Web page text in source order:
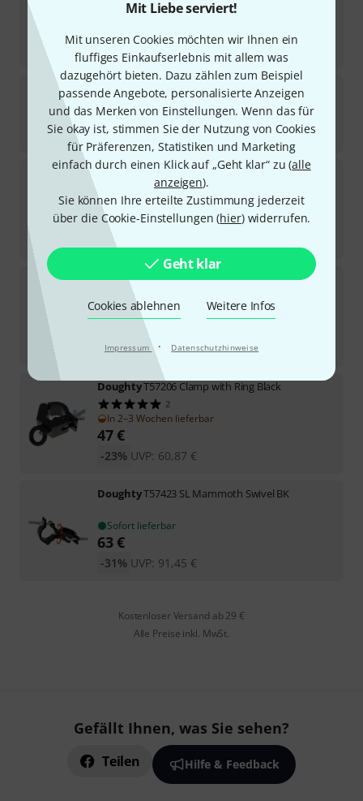
Mit Liebe serviert!
Mit unseren Cookies möchten wir Ihnen ein
fluffiges Einkaufserlebnis mit allem was
dazugehört bieten. Dazu zählen zum Beispiel
passende Angebote, personalisierte Anzeigen
und das Merken von Einstellungen. Wenn das für
Sie okay ist, stimmen Sie der Nutzung von Cookies
für Präferenzen, Statistiken und Marketing
einfach durch einen Klick auf „Geht klar“ zu (alle
anzeigen).
Sie können Ihre erteilte Zustimmung jederzeit
über die Cookie-Einstellungen (hier) widerrufen.
Geht klar
Cookies ablehnen Weitere Infos
Impressum · Datenschutzhinweise
Sofort lieferbar
9€
Doughty T20105 Hook Clamp Extra Long
46
Sofort lieferbar
8 €
DoughtyT57000 Half Coupler
6
Sofort lieferbar
32€
-24%
DoughtyT57456 SL Hanging Clamp
In 2–3 Wochen lieferbar
UVP: 54,12 €
-26%
DoughtyT57206 Clamp with Ring Black
2
In 2–3 Wochen lieferbar
47€
UVP: 60,87 €
-23%
DoughtyT57423 SL Mammoth Swivel BK
Sofort lieferbar
63€
UVP: 91,45 €
-31%
Kostenloser Versand ab 29 €
Alle Preise inkl. MwSt.
Gefällt Ihnen, was Sie sehen?
Teilen Hilfe & Feedback